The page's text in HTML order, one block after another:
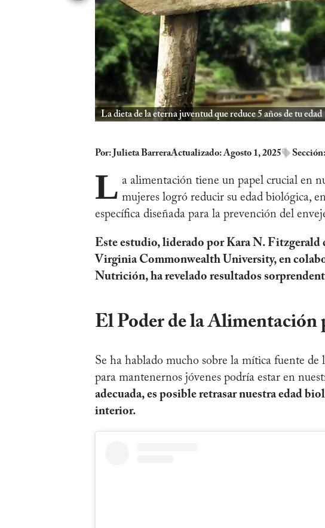
La dieta de la eterna juventud que reduce 5 años de tu edad
Por: Julieta BarreraActualizado: Agosto 1, 2025 Sección:
L a alimentación tiene un papel crucial en
mujeres logró reducir su edad biológica,
específica diseñada para la prevención del
Este estudio, liderado por Kara N.
Virginia Commonwealth University, en
Nutrición, ha revelado resultados
El Poder de la Alimentación
Se ha hablado mucho sobre la mítica fuente
para mantenernos jóvenes podría estar en
adecuada, es posible retrasar nuestra edad
interior.